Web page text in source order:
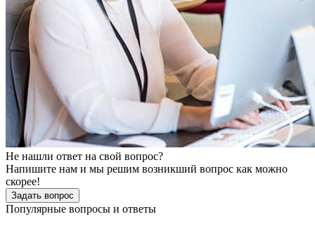
Не нашли ответ на свой вопрос?
Напишите нам и мы решим возникший вопрос как можно
скорее!
Задать вопрос
Популярные вопросы и ответы